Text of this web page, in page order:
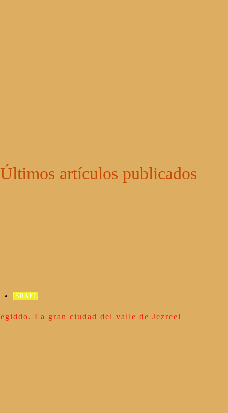
Últimos artículos publicados
ISRAEL
La gran ciudad del valle de Jezreel